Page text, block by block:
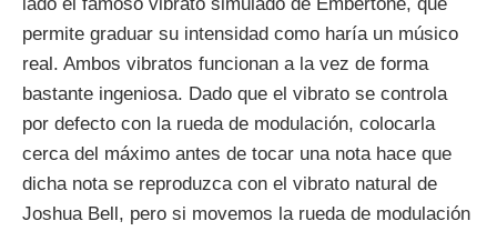
permite graduar su intensidad como haría un músico
real. Ambos vibratos funcionan a la vez de forma
bastante ingeniosa. Dado que el vibrato se controla
por defecto con la rueda de modulación, colocarla
cerca del máximo antes de tocar una nota hace que
dicha nota se reproduzca con el vibrato natural de
Joshua Bell, pero si movemos la rueda de modulación